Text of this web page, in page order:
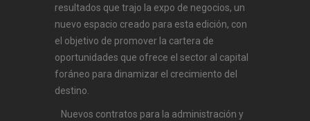
resultados que trajo la expo de negocios, un
nuevo espacio creado para esta edición, con
el objetivo de promover la cartera de
oportunidades que ofrece el sector al capital
foráneo para dinamizar el crecimiento del
destino.
Nuevos contratos para la administración y